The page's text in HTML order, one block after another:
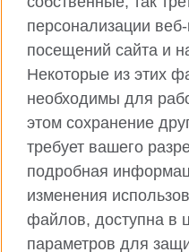
Facebook
TikTok
Британский Совет
Cookies
Sitemap
персонализации
посещений сайта и
Некоторые из этих
необходимы для
этом сохранение
требует вашего
подробная
изменения
файлов, доступна в
параметров для